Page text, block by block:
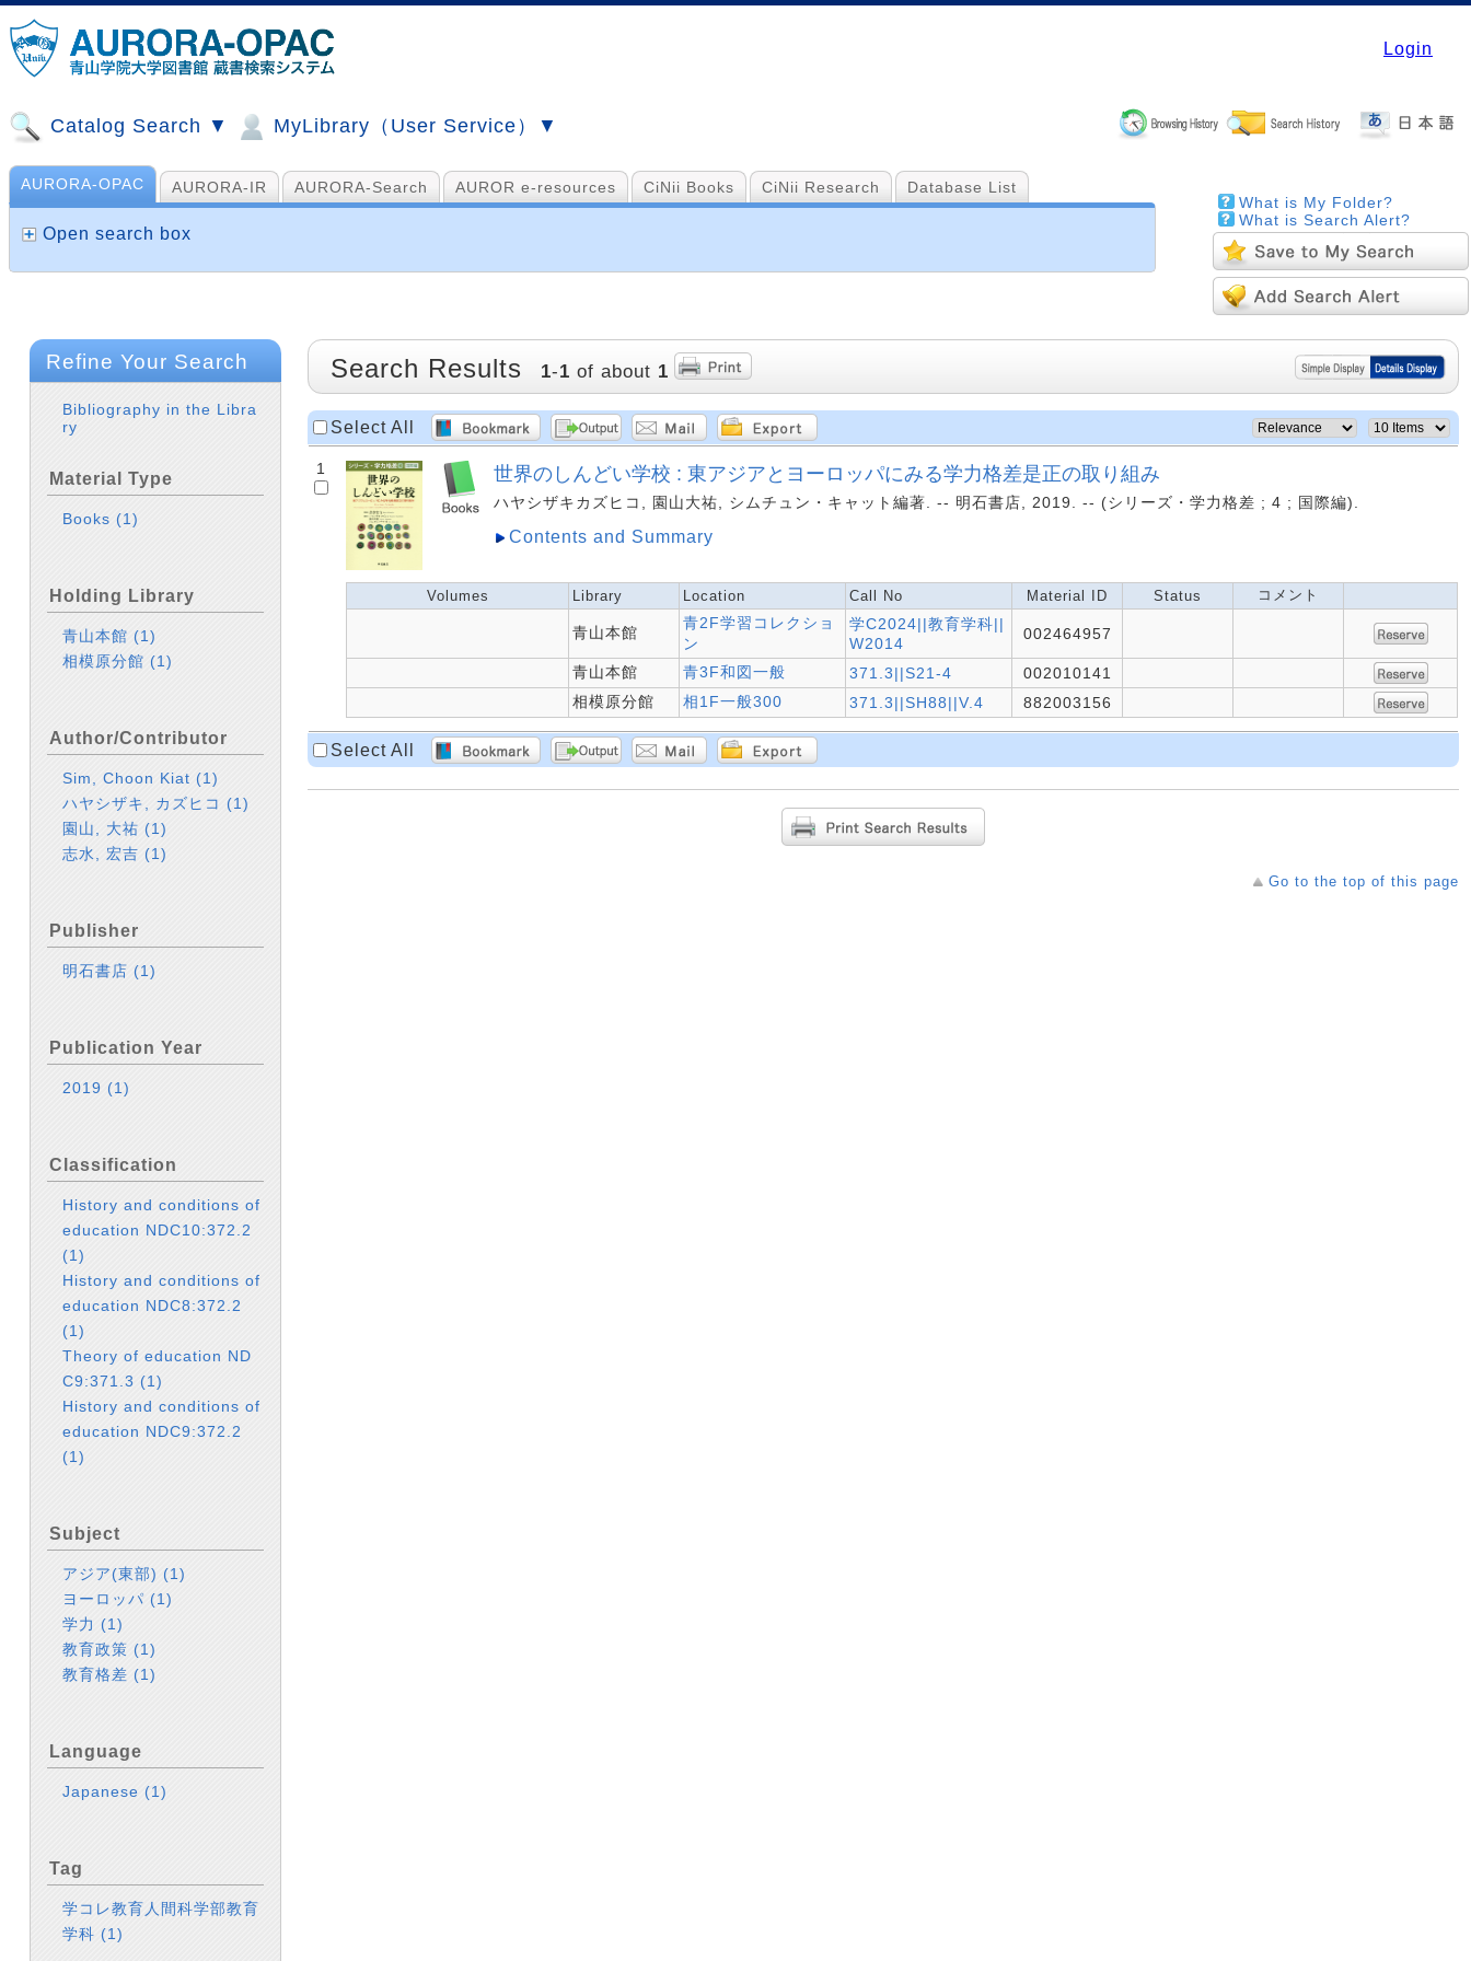
Login
Catalog Search ▼ MyLibrary（User Service）▼
What is My Folder?
What is Search Alert?
AURORA-OPAC AURORA-IR AURORA-Search AUROR e-resources CiNii Books CiNii Research Database List
山手コンソ、NDL他
Open search box
Refine Your Search
Bibliography in the Libra
ry
Material Type
Books(1)
Holding Library
青山本館(1)
相模原分館 (1)
Author/Contributor
Sim, Choon Kiat(1)
ハヤシザキ, カズヒコ (1)
園山, 大祐(1)
志水, 宏吉 (1)
Publisher
明石書店(1)
Publication Year
2019 (1)
Classification
History and conditions of
education NDC10:372.2
(1)
History and conditions of
education NDC8:372.2
(1)
Theory of education ND
C9:371.3(1)
History and conditions of
education NDC9:372.2
(1)
Subject
アジア(東部) (1)
ヨーロッパ(1)
学力 (1)
教育政策(1)
教育格差 (1)
Language
Japanese(1)
Tag
学コレ教育人間科学部教育
学科(1)
Search Results 1-1 of about 1
Select All
1 世界のしんどい学校 : 東アジアとヨーロッパにみる学力格差是正の取り組み
ハヤシザキカズヒコ, 園山大祐, シムチュン・キャット編著. -- 明石書店, 2019. -- (シリーズ・学力格差 ; 4 ; 国際編).
Contents and Summary
Volumes Library Location Call No Material ID Status コメント
青山本館
青2F学習コレクショ
ン
学C2024||教育学科||
W2014
002464957
青山本館 青3F和図一般 371.3||S21-4
002010141
相模原分館
相1F一般300 371.3||SH88||V.4 882003156
Select All
Go to the top of this page